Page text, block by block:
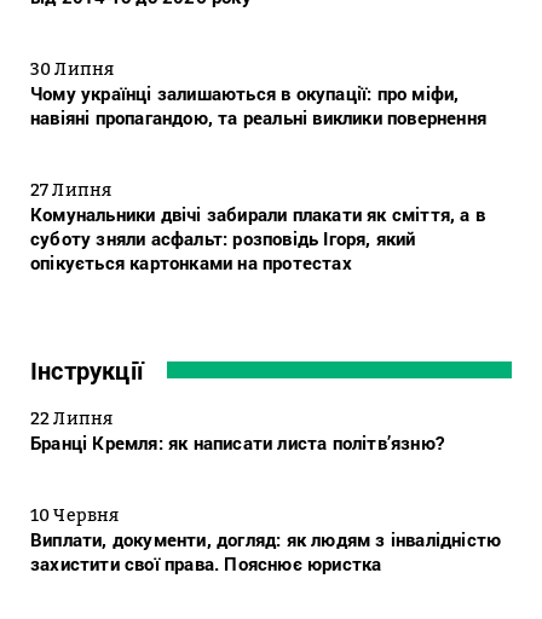
30 Липня
Чому українці залишаються в окупації: про міфи,
навіяні пропагандою, та реальні виклики повернення
27 Липня
Комунальники двічі забирали плакати як сміття, а в
суботу зняли асфальт: розповідь Ігоря, який
опікується картонками на протестах
Інструкції
22 Липня
Бранці Кремля: як написати листа політв’язню?
10 Червня
Виплати, документи, догляд: як людям з інвалідністю
захистити свої права. Пояснює юристка